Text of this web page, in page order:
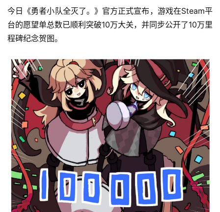
今日《勇者小队全灭了。》官方正式宣布，游戏在Steam平
台的愿望单总数已顺利突破10万大关，并同步公开了10万里
程碑纪念贺图。